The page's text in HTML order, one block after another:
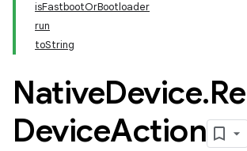
isFastbootOrBootloader
run
toString
NativeDevice.
DeviceAction